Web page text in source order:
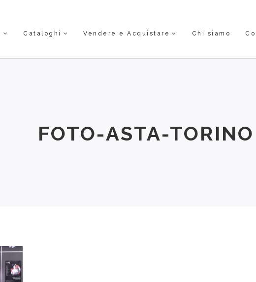
Cataloghi Vendere e Acquistare Chi siamo
FOTO-ASTA-TORINO